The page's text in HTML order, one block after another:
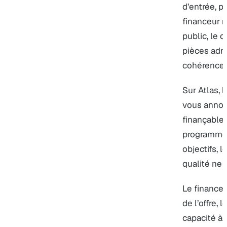
d’entrée,
financeur
public, le
pièces
cohérence
Sur Atlas,
vous
finançable
objectifs,
qualité ne
Le
de l’offre,
capacité à